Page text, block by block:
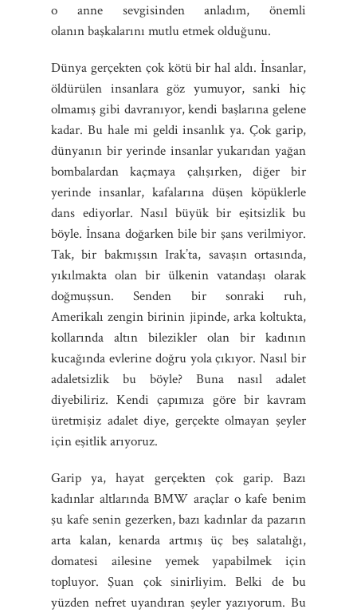
o anne sevgisinden anladım, önemli
olanın başkalarını mutlu etmek olduğunu.
Dünya gerçekten çok kötü bir hal aldı. İnsanlar,
öldürülen insanlara göz yumuyor, sanki hiç
olmamış gibi davranıyor, kendi başlarına gelene
kadar. Bu hale mi geldi insanlık ya. Çok garip,
dünyanın bir yerinde insanlar yukarıdan yağan
bombalardan kaçmaya çalışırken, diğer bir
yerinde insanlar, kafalarına düşen köpüklerle
dans ediyorlar. Nasıl büyük bir eşitsizlik bu
böyle. İnsana doğarken bile bir şans verilmiyor.
Tak, bir bakmışsın Irak’ta, savaşın ortasında,
yıkılmakta olan bir ülkenin vatandaşı olarak
doğmuşsun. Senden bir sonraki ruh,
Amerikalı zengin birinin jipinde, arka koltukta,
kollarında altın bilezikler olan bir kadının
kucağında evlerine doğru yola çıkıyor. Nasıl bir
adaletsizlik bu böyle? Buna nasıl adalet
diyebiliriz. Kendi çapımıza göre bir kavram
üretmişiz adalet diye, gerçekte olmayan şeyler
için eşitlik arıyoruz.
Garip ya, hayat gerçekten çok garip. Bazı
kadınlar altlarında BMW araçlar o kafe benim
şu kafe senin gezerken, bazı kadınlar da pazarın
arta kalan, kenarda artmış üç beş salatalığı,
domatesi ailesine yemek yapabilmek için
topluyor. Şuan çok sinirliyim. Belki de bu
yüzden nefret uyandıran şeyler yazıyorum. Bu